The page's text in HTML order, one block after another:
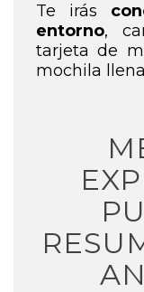
Te irás
entorno,
tarjeta de
mochila